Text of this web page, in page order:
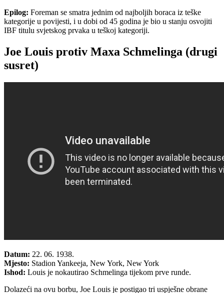
Epilog: Foreman se smatra jednim od najboljih boraca iz teške
kategorije u povijesti, i u dobi od 45 godina je bio u stanju osvojiti
IBF titulu svjetskog prvaka u teškoj kategoriji.
Joe Louis protiv Maxa Schmelinga (drugi
susret)
Datum: 22. 06. 1938.
Mjesto: Stadion Yankeeja, New York, New York
Ishod: Louis je nokautirao Schmelinga tijekom prve runde.
Dolazeći na ovu borbu, Joe Louis je postigao tri uspješne obrane